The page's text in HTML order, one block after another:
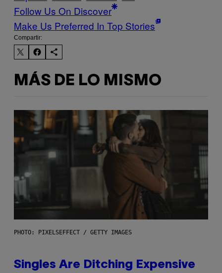
Follow Us On Discover
Make Us Preferred In Top Stories
Compartir:
MÁS DE LO MISMO
PHOTO: PIXELSEFFECT / GETTY IMAGES
Singles Are Ditching Expensive